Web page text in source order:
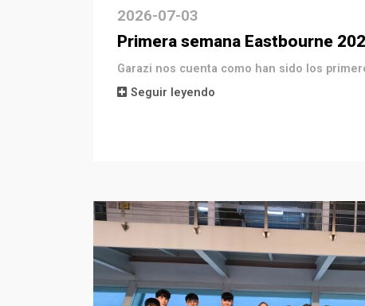
2026-07-03
Primera semana Eastbourne
Garazi nos cuenta como han sido los
Seguir leyendo